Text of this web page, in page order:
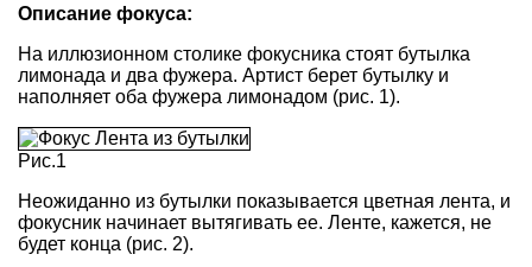
Описание фокуса:
На иллюзионном столике фокусника стоят бутылка
лимонада и два фужера. Артист берет бутылку и
наполняет оба фужера лимонадом (рис. 1).
Рис.1
Неожиданно из бутылки показывается цветная лента, и
фокусник начинает вытягивать ее. Ленте, кажется, не
будет конца (рис. 2).